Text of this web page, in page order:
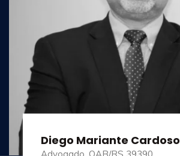
Diego Mariante Cardoso